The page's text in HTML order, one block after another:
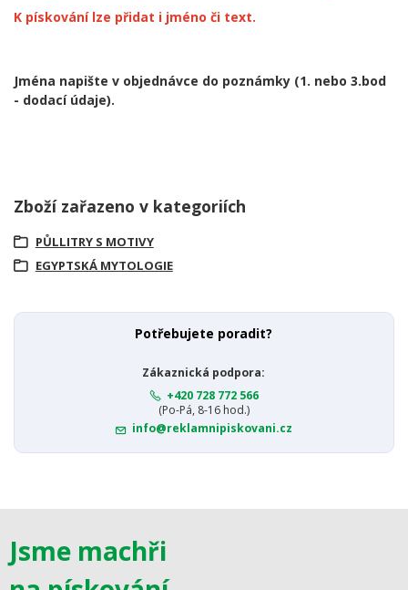
K pískování lze přidat i jméno či text.
Jména napište v objednávce do poznámky (1. nebo 3.bod
- dodací údaje).
Zboží zařazeno v kategoriích
PŮLLITRY S MOTIVY
EGYPTSKÁ MYTOLOGIE
Potřebujete poradit?
Zákaznická podpora:
+420 728 772 566
(Po-Pá, 8-16 hod.)
info@reklamnipiskovani.cz
Jsme machři